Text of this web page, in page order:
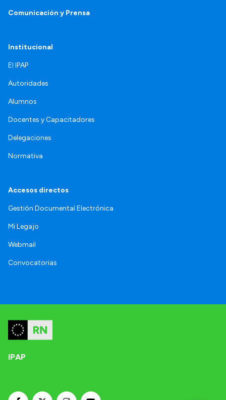
Comunicación y Prensa
Institucional
El IPAP
Autoridades
Alumnos
Docentes y Capacitadores
Delegaciones
Normativa
Accesos directos
Gestión Documental Electrónica
Mi Legajo
Webmail
Convocatorias
IPAP